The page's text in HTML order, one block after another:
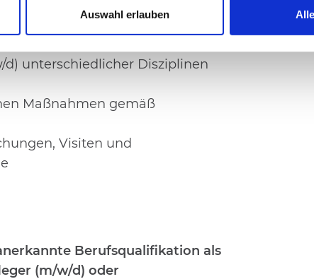
Auswahl erlauben
geeigneter Hilfsmittel
Mitwirkung bei der
unterschiedlicher Disziplinen
Maßnahmen gemäß
Visiten und
Berufsqualifikation als
(m/w/d) oder